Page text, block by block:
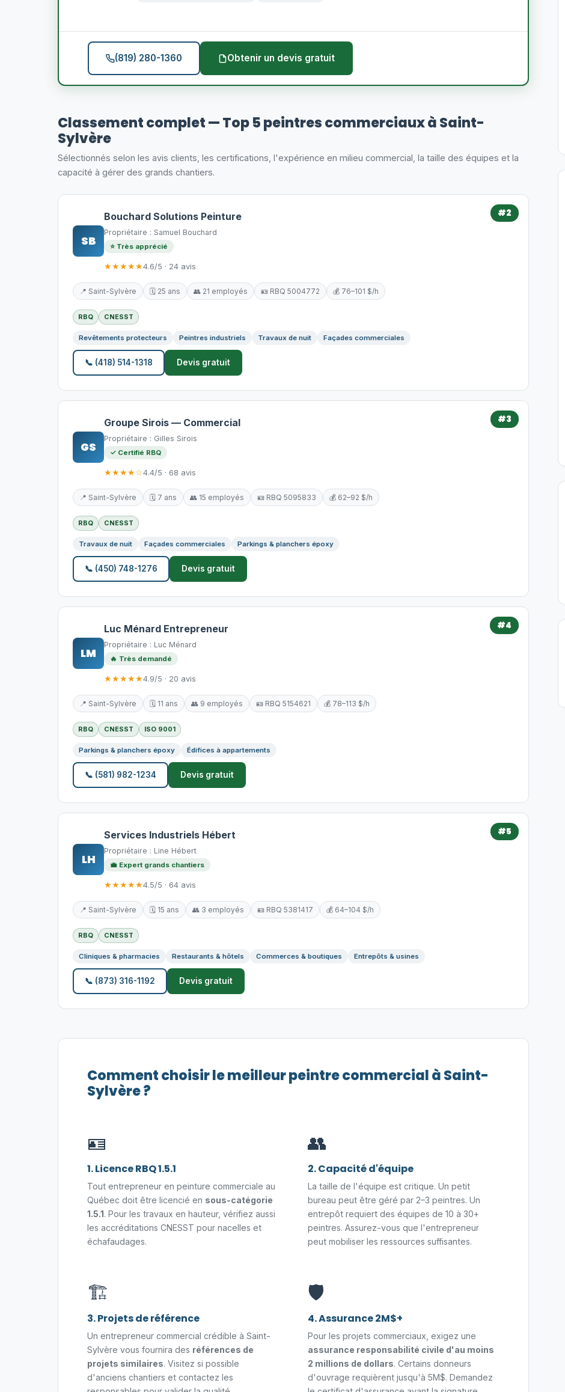
(819) 280-1360 Obtenir un devis gratuit
Classement complet — Top 5 peintres commerciaux à Saint-
Sylvère
Sélectionnés selon les avis clients, les certifications, l'expérience en milieu commercial, la taille des équipes et la
capacité à gérer des grands chantiers.
#2
SB
Bouchard Solutions Peinture
Propriétaire : Samuel Bouchard
⭐ Très apprécié
★★★★★4.6/5 · 24 avis
📍 Saint-Sylvère 🗓️ 25 ans 👥 21 employés 🪪 RBQ 5004772 💰 76–101 $/h
RBQ CNESST
Revêtements protecteurs Peintres industriels Travaux de nuit Façades commerciales
📞 (418) 514-1318 Devis gratuit
#3
GS
Groupe Sirois — Commercial
Propriétaire : Gilles Sirois
✓ Certifié RBQ
★★★★☆4.4/5 · 68 avis
📍 Saint-Sylvère 🗓️ 7 ans 👥 15 employés 🪪 RBQ 5095833 💰 62–92 $/h
RBQ CNESST
Travaux de nuit Façades commerciales Parkings & planchers époxy
📞 (450) 748-1276 Devis gratuit
#4
LM
Luc Ménard Entrepreneur
Propriétaire : Luc Ménard
🔥 Très demandé
★★★★★4.9/5 · 20 avis
📍 Saint-Sylvère 🗓️ 11 ans 👥 9 employés 🪪 RBQ 5154621 💰 78–113 $/h
RBQ CNESST ISO 9001
Parkings & planchers époxy Édifices à appartements
📞 (581) 982-1234 Devis gratuit
#5
LH
Services Industriels Hébert
Propriétaire : Line Hébert
💼 Expert grands chantiers
★★★★★4.5/5 · 64 avis
📍 Saint-Sylvère 🗓️ 15 ans 👥 3 employés 🪪 RBQ 5381417 💰 64–104 $/h
RBQ CNESST
Cliniques & pharmacies Restaurants & hôtels Commerces & boutiques Entrepôts & usines
📞 (873) 316-1192 Devis gratuit
Comment choisir le meilleur peintre commercial à Saint-
Sylvère ?
🪪
1. Licence RBQ 1.5.1
Tout entrepreneur en peinture commerciale au
Québec doit être licencié en sous-catégorie
1.5.1. Pour les travaux en hauteur, vérifiez aussi
les accréditations CNESST pour nacelles et
échafaudages.
👥
2. Capacité d'équipe
La taille de l'équipe est critique. Un petit
bureau peut être géré par 2–3 peintres. Un
entrepôt requiert des équipes de 10 à 30+
peintres. Assurez-vous que l'entrepreneur
peut mobiliser les ressources suffisantes.
🏗️
3. Projets de référence
Un entrepreneur commercial crédible à Saint-
Sylvère vous fournira des références de
projets similaires. Visitez si possible
d'anciens chantiers et contactez les
🛡️
4. Assurance 2M$+
Pour les projets commerciaux, exigez une
assurance responsabilité civile d'au moins
2 millions de dollars. Certains donneurs
d'ouvrage requièrent jusqu'à 5M$. Demandez